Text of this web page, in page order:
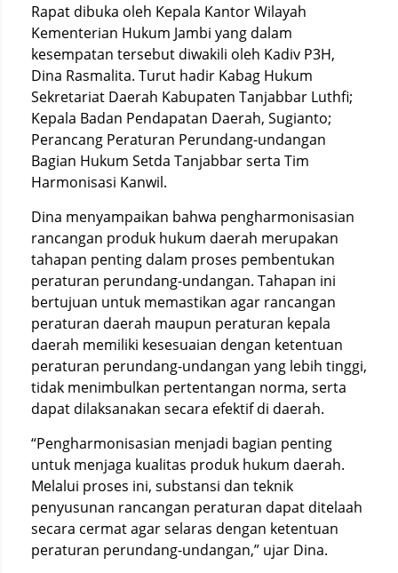
Rapat dibuka oleh Kepala Kantor Wilayah
Kementerian Hukum Jambi yang dalam
kesempatan tersebut diwakili oleh Kadiv P3H,
Dina Rasmalita. Turut hadir Kabag Hukum
Sekretariat Daerah Kabupaten Tanjabbar Luthfi;
Kepala Badan Pendapatan Daerah, Sugianto;
Perancang Peraturan Perundang-undangan
Bagian Hukum Setda Tanjabbar serta Tim
Harmonisasi Kanwil.
Dina menyampaikan bahwa pengharmonisasian
rancangan produk hukum daerah merupakan
tahapan penting dalam proses pembentukan
peraturan perundang-undangan. Tahapan ini
bertujuan untuk memastikan agar rancangan
peraturan daerah maupun peraturan kepala
daerah memiliki kesesuaian dengan ketentuan
peraturan perundang-undangan yang lebih tinggi,
tidak menimbulkan pertentangan norma, serta
dapat dilaksanakan secara efektif di daerah.
“Pengharmonisasian menjadi bagian penting
untuk menjaga kualitas produk hukum daerah.
Melalui proses ini, substansi dan teknik
penyusunan rancangan peraturan dapat ditelaah
secara cermat agar selaras dengan ketentuan
peraturan perundang-undangan,” ujar Dina.